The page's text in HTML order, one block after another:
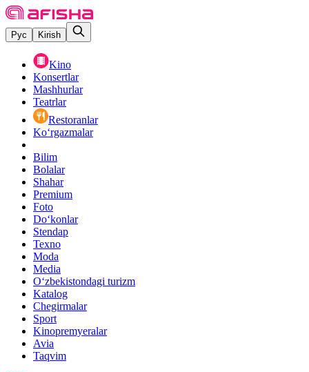
Рус Kirish
Kino
Konsertlar
Mashhurlar
Teatrlar
Restoranlar
Ko‘rgazmalar
Bilim
Bolalar
Shahar
Premium
Foto
Do‘konlar
Stendap
Texno
Moda
Media
O‘zbekistondagi turizm
Katalog
Chegirmalar
Sport
Kinopremyeralar
Avia
Taqvim